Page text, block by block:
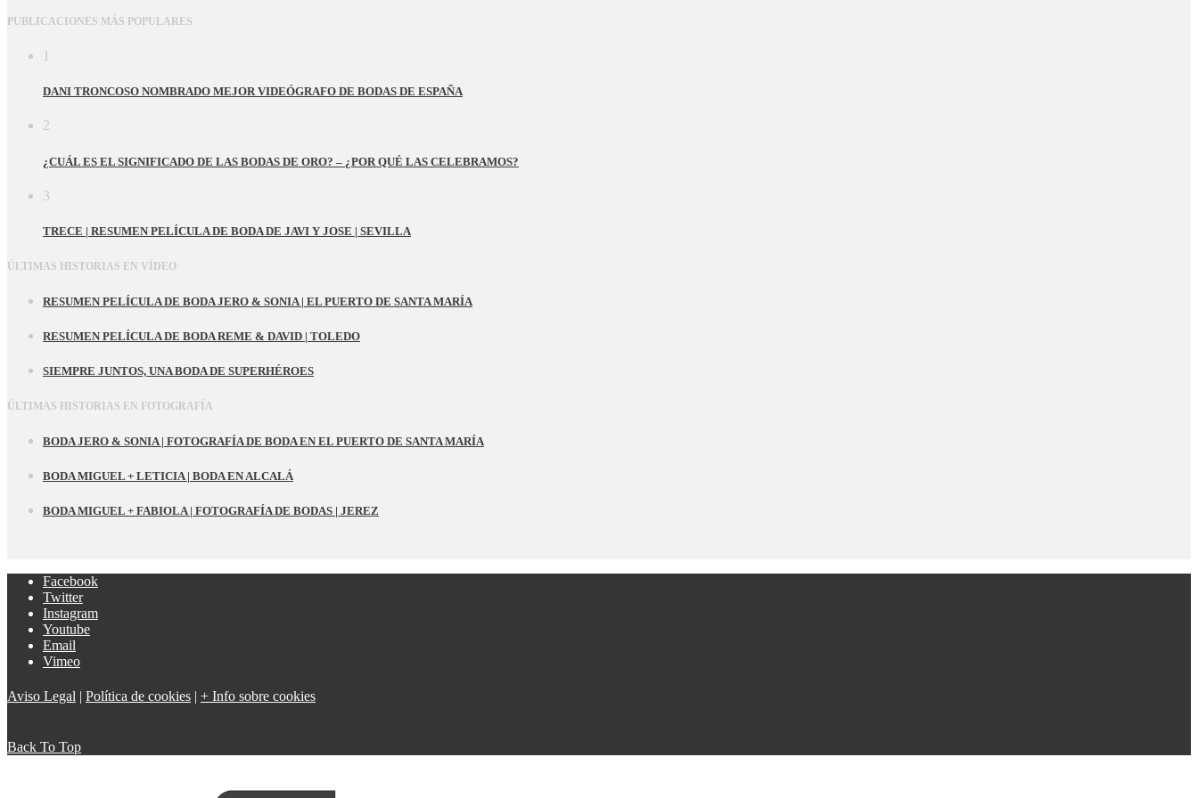
PUBLICACIONES MÁS POPULARES
1
DANI TRONCOSO NOMBRADO MEJOR VIDEÓGRAFO DE BODAS DE ESPAÑA
2
¿CUÁL ES EL SIGNIFICADO DE LAS BODAS DE ORO? – ¿POR QUÉ LAS CELEBRAMOS?
3
TRECE | RESUMEN PELÍCULA DE BODA DE JAVI Y JOSE | SEVILLA
ÚLTIMAS HISTORIAS EN VÍDEO
RESUMEN PELÍCULA DE BODA JERO & SONIA | EL PUERTO DE SANTA MARÍA
RESUMEN PELÍCULA DE BODA REME & DAVID | TOLEDO
SIEMPRE JUNTOS, UNA BODA DE SUPERHÉROES
ÚLTIMAS HISTORIAS EN FOTOGRAFÍA
BODA JERO & SONIA | FOTOGRAFÍA DE BODA EN EL PUERTO DE SANTA MARÍA
BODA MIGUEL + LETICIA | BODA EN ALCALÁ
BODA MIGUEL + FABIOLA | FOTOGRAFÍA DE BODAS | JEREZ
Facebook
Twitter
Instagram
Youtube
Email
Vimeo
Aviso Legal | Política de cookies | + Info sobre cookies
Back To Top